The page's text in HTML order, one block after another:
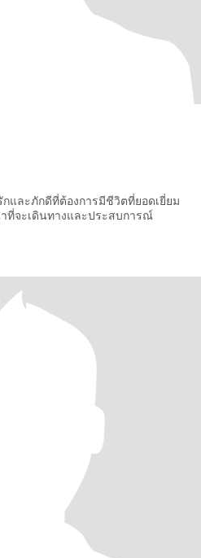
และภักดีที่ต้องการมีชีวิตที่ยอดเยี่ยม
ที่จะเดินทางและประสบการณ์